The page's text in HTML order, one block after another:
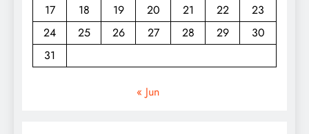
17
18 19 20 21 22
23
24
25 26 27 28 29
30
31
« Jun